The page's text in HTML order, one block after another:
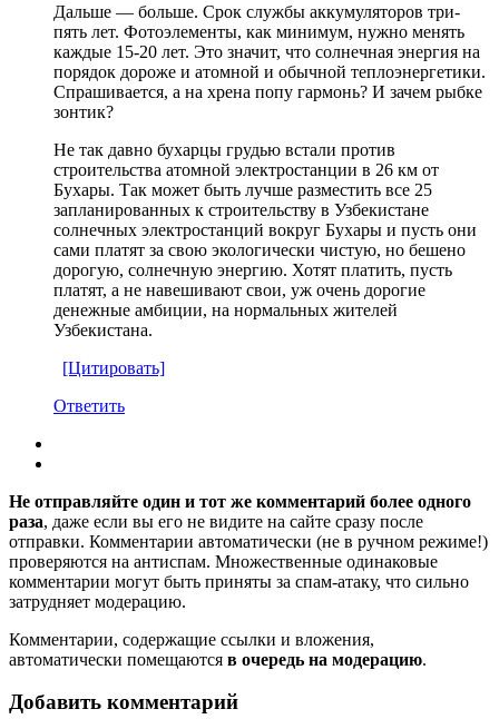
Дальше — больше. Срок службы аккумуляторов три-
пять лет. Фотоэлементы, как минимум, нужно менять
каждые 15-20 лет. Это значит, что солнечная энергия на
порядок дороже и атомной и обычной теплоэнергетики.
Спрашивается, а на хрена попу гармонь? И зачем рыбке
зонтик?
Не так давно бухарцы грудью встали против
строительства атомной электростанции в 26 км от
Бухары. Так может быть лучше разместить все 25
запланированных к строительству в Узбекистане
солнечных электростанций вокруг Бухары и пусть они
сами платят за свою экологически чистую, но бешено
дорогую, солнечную энергию. Хотят платить, пусть
платят, а не навешивают свои, уж очень дорогие
денежные амбиции, на нормальных жителей
Узбекистана.
[Цитировать]
Ответить
Не отправляйте один и тот же комментарий более одного
раза, даже если вы его не видите на сайте сразу после
отправки. Комментарии автоматически (не в ручном режиме!)
проверяются на антиспам. Множественные одинаковые
комментарии могут быть приняты за спам-атаку, что сильно
затрудняет модерацию.
Комментарии, содержащие ссылки и вложения,
автоматически помещаются в очередь на модерацию.
Добавить комментарий